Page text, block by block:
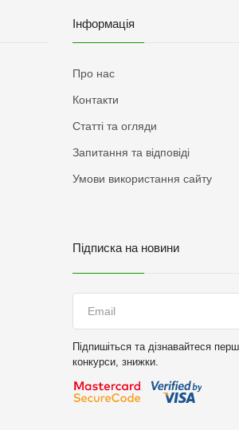
Інформація
Про нас
Контакти
Статті та огляди
Запитання та відповіді
Умови використання сайту
Підписка на новини
Підпишіться та дізнавайтеся
конкурси, знижки.